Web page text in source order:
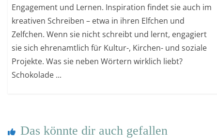
Engagement und Lernen. Inspiration findet sie auch im
kreativen Schreiben – etwa in ihren Elfchen und
Zelfchen. Wenn sie nicht schreibt und lernt, engagiert
sie sich ehrenamtlich für Kultur-, Kirchen- und soziale
Projekte. Was sie neben Wörtern wirklich liebt?
Schokolade ...
Das könnte dir auch gefallen